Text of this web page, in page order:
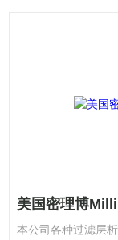
美国密理博
本公司各种过滤层